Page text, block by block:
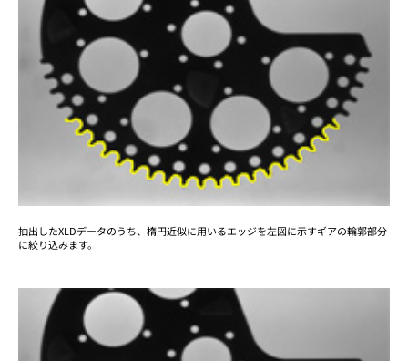
抽出したXLDデータのうち、楕円近似に用いるエッジを左図に示すギアの輪郭部分
に絞り込みます。